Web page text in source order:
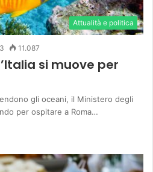
Attualità e politica
11.087
si muove per
gli oceani, il Ministero degli
per ospitare a Roma…